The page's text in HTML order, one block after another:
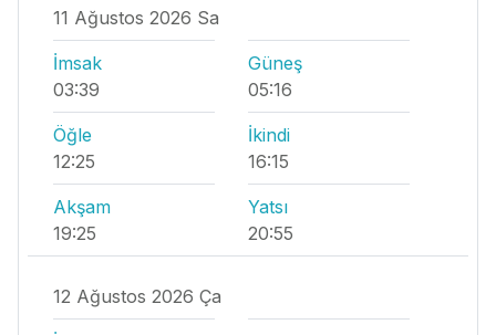
11 Ağustos 2026 Sa
İmsak
03:39
Güneş
05:16
Öğle
12:25
İkindi
16:15
Akşam
19:25
Yatsı
20:55
12 Ağustos 2026 Ça